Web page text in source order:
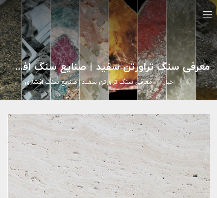
معرفی سنگ تراورتن سفید | صنایع سنگ افشاری
اخبار معرفی سنگ تراورتن سفید | صنایع سنگ افشاری